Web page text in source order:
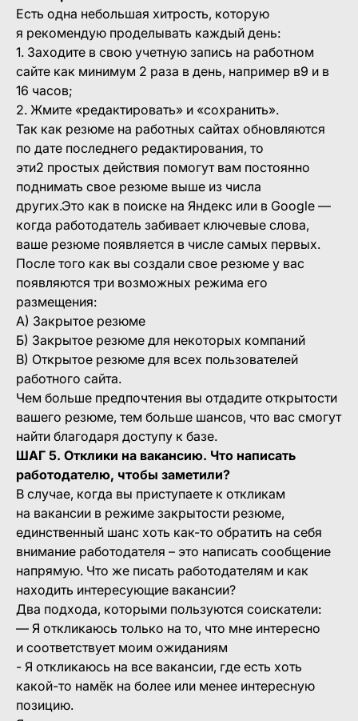
Есть одна небольшая хитрость, которую
я рекомендую проделывать каждый день:
1. Заходите в свою учетную запись на работном
сайте как минимум 2 раза в день, например в9 и в
16 часов;
2. Жмите «редактировать» и «сохранить».
Так как резюме на работных сайтах обновляются
по дате последнего редактирования, то
эти2 простых действия помогут вам постоянно
поднимать свое резюме выше из числа
других.Это как в поиске на Яндекс или в Google —
когда работодатель забивает ключевые слова,
ваше резюме появляется в числе самых первых.
После того как вы создали свое резюме у вас
появляются три возможных режима его
размещения:
А) Закрытое резюме
Б) Закрытое резюме для некоторых компаний
В) Открытое резюме для всех пользователей
работного сайта.
Чем больше предпочтения вы отдадите открытости
вашего резюме, тем больше шансов, что вас смогут
найти благодаря доступу к базе.
ШАГ 5. Отклики на вакансию. Что написать
работодателю, чтобы заметили?
В случае, когда вы приступаете к откликам
на вакансии в режиме закрытости резюме,
единственный шанс хоть как-то обратить на себя
внимание работодателя – это написать сообщение
напрямую. Что же писать работодателям и как
находить интересующие вакансии?
Два подхода, которыми пользуются соискатели:
— Я откликаюсь только на то, что мне интересно
и соответствует моим ожиданиям
- Я откликаюсь на все вакансии, где есть хоть
какой-то намёк на более или менее интересную
позицию.